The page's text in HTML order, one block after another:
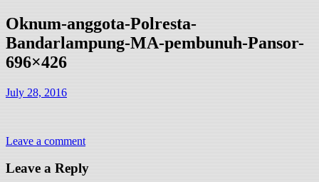
Oknum-anggota-Polresta-
Bandarlampung-MA-pembunuh-Pansor-
696×426
July 28, 2016
Leave a comment
Leave a Reply